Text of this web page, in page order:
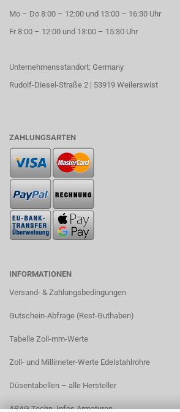
Mo – Do 8:00 – 12:00 und 13:00 – 16:30 Uhr
Fr 8:00 – 12:00 und 13:00 – 15:30 Uhr
Unternehmensstandort: Germany
Rudolf-Diesel-Straße 2 | 53919 Weilerswist
ZAHLUNGSARTEN
INFORMATIONEN
Versand- & Zahlungsbedingungen​
Gutschein-Abfrage (Rest-Guthaben)
Tabelle Zoll-mm-Werte
Zoll- und Millimeter-Werte Edelstahlrohre
Düsentabellen – alle Hersteller
ARAG Techn. Infos Armaturen